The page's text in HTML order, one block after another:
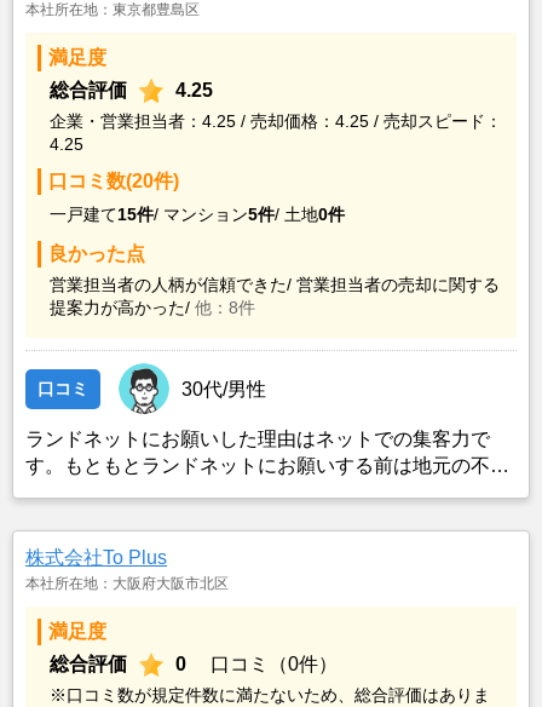
本社所在地：東京都豊島区
満足度
総合評価
4.25
企業・営業担当者：4.25 / 売却価格：4.25 / 売却スピード：
4.25
口コミ数(20件)
一戸建て15件/ マンション5件/ 土地0件
良かった点
営業担当者の人柄が信頼できた/ 営業担当者の売却に関する
提案力が高かった/ 他：8件
口コミ 30代/男性
ランドネットにお願いした理由はネットでの集客力で
す。もともとランドネットにお願いする前は地元の不動
動産屋では取り扱ってもらえませんでした。そこでそれ
までに取引があり、全国対応しているランドネットにお
株式会社To Plus
本社所在地：大阪府大阪市北区
満足度
総合評価
0 口コミ（0件）
※口コミ数が規定件数に満たないため、総合評価はありま